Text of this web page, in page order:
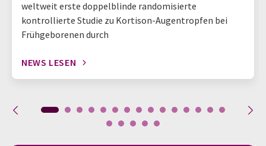
weltweit erste doppelblinde randomisierte
kontrollierte Studie zu Kortison-Augentropfen bei
Frühgeborenen durch
NEWS LESEN